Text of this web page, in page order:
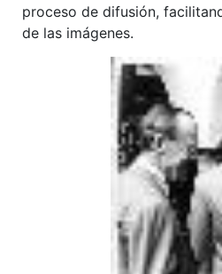
proceso de difusión,
de las imágenes.